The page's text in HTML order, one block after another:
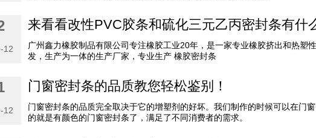
12
来看看改性PVC胶条和硫化三元乙丙密封条有什
广州鑫力橡胶制品有限公司专注橡胶工业20年，是一家专业橡胶挤出和热塑
发，生产为一体的生产厂家，专业生产 橡胶密封条
12
门窗密封条的品质教您轻松鉴别！
门窗密封条的品质完全取决于它的增塑剂的好坏。我们制作的时候可以在门
的就是有颜色的门窗密封条了，满足了不同消费者的需求。